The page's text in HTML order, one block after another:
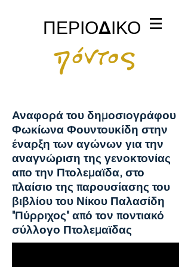
πόντος
ΠΕΡΙΟΔΙΚΟ
Αναφορά του δημοσιογράφου
Φωκίωνα Φουντουκίδη στην
έναρξη των αγώνων για την
αναγνώριση της γενοκτονίας
απο την Πτολεμαϊδα, στο
πλαίσιο της παρουσίασης του
βιβλίου του Νίκου Παλασίδη
"Πύρριχος" από τον ποντιακό
σύλλογο Πτολεμαϊδας